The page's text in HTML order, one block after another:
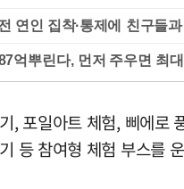
연인 집착·통제에 친구들
, 포일아트 체험, 삐에로
등 참여형 체험 부스를